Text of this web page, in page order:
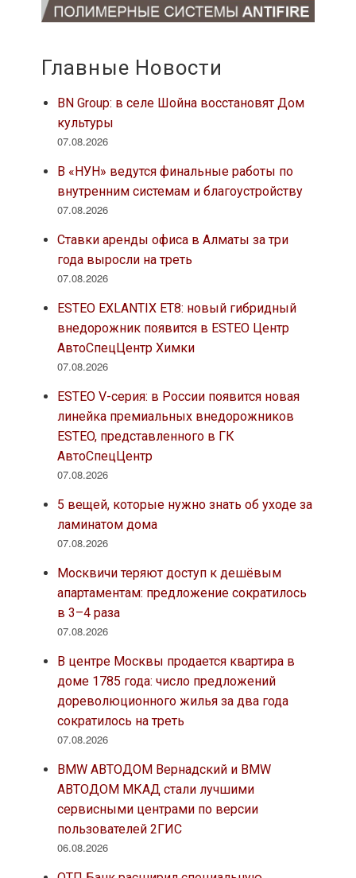
Главные Новости
BN Group: в селе Шойна восстановят Дом
культуры
07.08.2026
В «НУН» ведутся финальные работы по
внутренним системам и благоустройству
07.08.2026
Ставки аренды офиса в Алматы за три
года выросли на треть
07.08.2026
ESTEO EXLANTIX ET8: новый гибридный
внедорожник появится в ESTEO Центр
АвтоСпецЦентр Химки
07.08.2026
ESTEO V-серия: в России появится новая
линейка премиальных внедорожников
ESTEO, представленного в ГК
АвтоСпецЦентр
07.08.2026
5 вещей, которые нужно знать об уходе за
ламинатом дома
07.08.2026
Москвичи теряют доступ к дешёвым
апартаментам: предложение сократилось
в 3–4 раза
07.08.2026
В центре Москвы продается квартира в
доме 1785 года: число предложений
дореволюционного жилья за два года
сократилось на треть
07.08.2026
BMW АВТОДОМ Вернадский и BMW
АВТОДОМ МКАД стали лучшими
сервисными центрами по версии
пользователей 2ГИС
06.08.2026